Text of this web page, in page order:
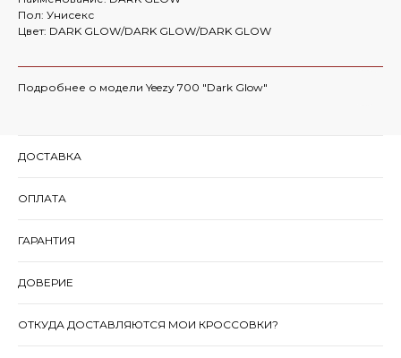
Пол: Унисекс
Цвет: DARK GLOW/DARK GLOW/DARK GLOW
Подробнее о модели Yeezy 700 "Dark Glow"
ДОСТАВКА
ОПЛАТА
ГАРАНТИЯ
ДОВЕРИЕ
ОТКУДА ДОСТАВЛЯЮТСЯ МОИ КРОССОВКИ?